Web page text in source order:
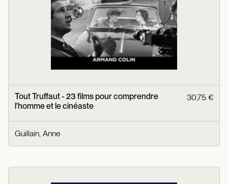
Tout Truffaut - 23 films pour comprendre
l'homme et le cinéaste
30,75 €
Guillain, Anne